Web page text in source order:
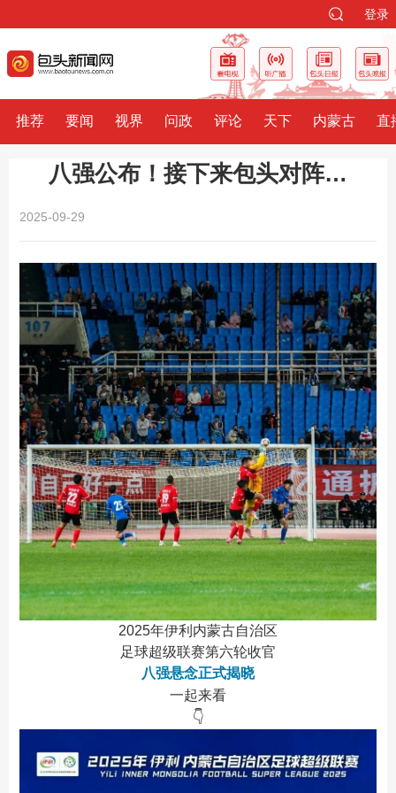
登录
推荐 要闻 视界 问政 评论 天下 内蒙古 直
八强公布！接下来包头对阵…
2025-09-29
2025年伊利内蒙古自治区
足球超级联赛第六轮收官
八强悬念正式揭晓
一起来看
👇